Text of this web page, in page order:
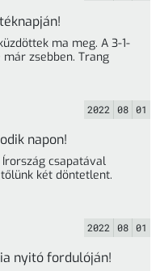
ma meg. A 3-1-
zsebben. Trang
2022 08 01
napon!
csapatával
két döntetlent.
2022 08 01
nyitó fordulóján!